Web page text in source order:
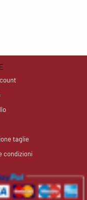
taglie
condizioni